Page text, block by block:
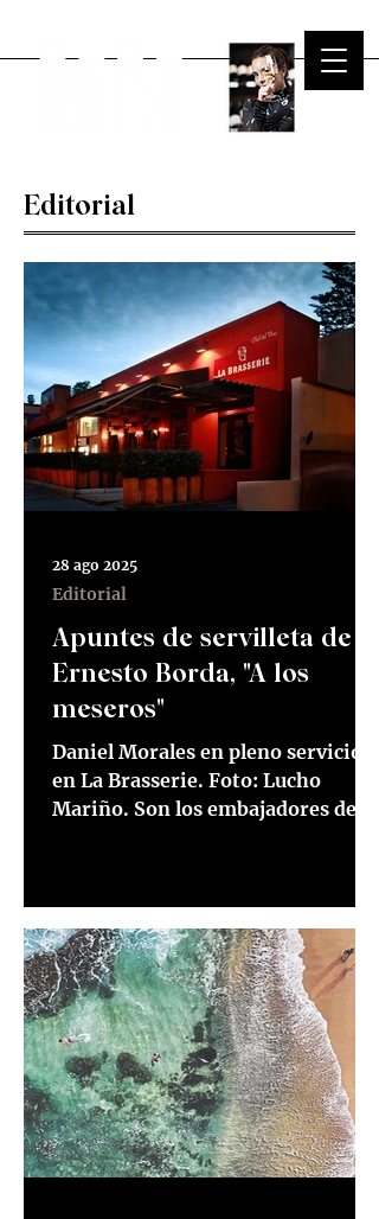
Editorial
Apuntes de servilleta de
Ernesto Borda, "A los
meseros"
Daniel Morales en pleno servicio
en La Brasserie. Foto: Lucho
Mariño. Son los embajadores de la
Editorial
28 ago 2025